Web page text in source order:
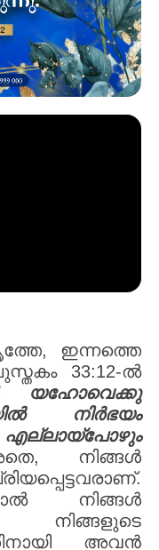
ഇന്നത്തെ
33:12-ൽ
യഹോവെക്കു
നിർഭയം
നിങ്ങൾ
നിങ്ങൾ
നിങ്ങളുടെ
അവൻ